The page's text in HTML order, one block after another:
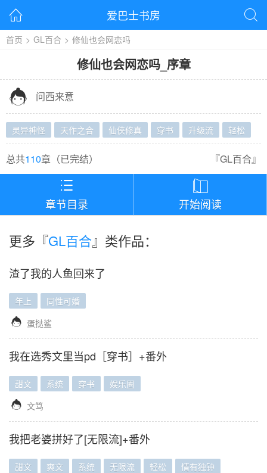
 爱巴士书房 
首页 > GL百合 > 修仙也会网恋吗
修仙也会网恋吗_ 序章
 问西来意
灵异神怪 天作之合 仙侠修真 穿书 升级流 轻松
总共110章（已完结） 『GL百合』

章节目录

开始阅读
更多『GL百合』类作品：
渣了我的人鱼回来了
年上 同性可婚
 蛋挞鲨
我在选秀文里当pd［穿书］+番外
甜文 系统 穿书 娱乐圈
 文笃
我把老婆拼好了[无限流]+番外
甜文 爽文 系统 无限流 轻松 情有独钟